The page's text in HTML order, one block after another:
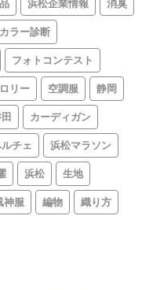
浜松企業情報 消臭
ラー診断
フォトコンテスト
リー 空調服 静岡
カーディガン
チェ 浜松マラソン
浜松 生地
神服 編物 織り方